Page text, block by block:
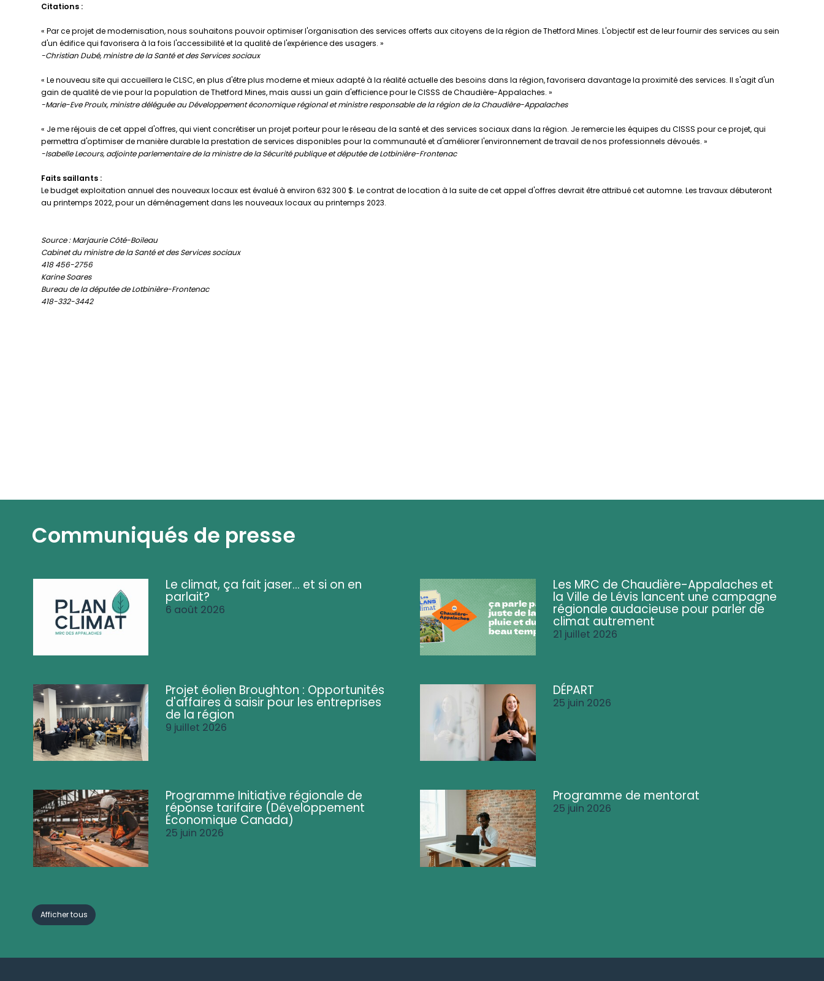
Citations :
« Par ce projet de modernisation, nous souhaitons pouvoir optimiser l'organisation des services offerts aux citoyens de la région de Thetford Mines. L'objectif est de leur fournir des services au sein
d'un édifice qui favorisera à la fois l'accessibilité et la qualité de l'expérience des usagers. »
-Christian Dubé, ministre de la Santé et des Services sociaux
« Le nouveau site qui accueillera le CLSC, en plus d'être plus moderne et mieux adapté à la réalité actuelle des besoins dans la région, favorisera davantage la proximité des services. Il s'agit d'un
gain de qualité de vie pour la population de Thetford Mines, mais aussi un gain d'efficience pour le CISSS de Chaudière-Appalaches. »
-Marie-Eve Proulx, ministre déléguée au Développement économique régional et ministre responsable de la région de la Chaudière-Appalaches
« Je me réjouis de cet appel d'offres, qui vient concrétiser un projet porteur pour le réseau de la santé et des services sociaux dans la région. Je remercie les équipes du CISSS pour ce projet, qui
permettra d'optimiser de manière durable la prestation de services disponibles pour la communauté et d'améliorer l'environnement de travail de nos professionnels dévoués. »
-Isabelle Lecours, adjointe parlementaire de la ministre de la Sécurité publique et députée de Lotbinière-Frontenac
Faits saillants :
Le budget exploitation annuel des nouveaux locaux est évalué à environ 632 300 $. Le contrat de location à la suite de cet appel d'offres devrait être attribué cet automne. Les travaux débuteront
au printemps 2022, pour un déménagement dans les nouveaux locaux au printemps 2023.
Source : Marjaurie Côté-Boileau
Cabinet du ministre de la Santé et des Services sociaux
418 456-2756
Karine Soares
Bureau de la députée de Lotbinière-Frontenac
418-332-3442
Communiqués de presse
Le climat, ça fait jaser... et si on en
parlait?
6 août 2026
Les MRC de Chaudière-Appalaches et
la Ville de Lévis lancent une campagne
régionale audacieuse pour parler de
climat autrement
21 juillet 2026
Projet éolien Broughton : Opportunités
d'affaires à saisir pour les entreprises
de la région
9 juillet 2026
DÉPART
25 juin 2026
Programme Initiative régionale de
réponse tarifaire (Développement
Économique Canada)
25 juin 2026
Programme de mentorat
25 juin 2026
Afficher tous